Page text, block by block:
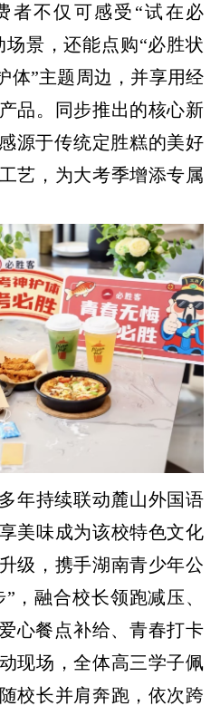
者不仅可感受“试在必
场景，还能点购“必胜状
体”主题周边，并享用经
品。同步推出的核心新
源于传统定胜糕的美好
艺，为大考季增添专属
年持续联动麓山外国语
美味成为该校特色文化
级，携手湖南青少年公
，融合校长领跑减压、
心餐点补给、青春打卡
现场，全体高三学子佩
校长并肩奔跑，依次跨